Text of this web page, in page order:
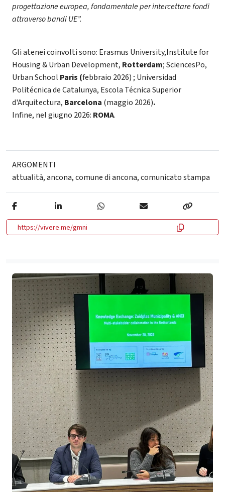
progettazione europea, fondamentale per intercettare fondi
attraverso bandi UE”.
Gli atenei coinvolti sono: Erasmus University,Institute for
Housing & Urban Development, Rotterdam; SciencesPo,
Urban School Paris (febbraio 2026); Universidad
Politécnica de Catalunya, Escola Técnica Superior
d'Arquitectura, Barcelona (maggio 2026).
Infine, nel giugno 2026: ROMA.
ARGOMENTI
attualità,ancona,comune di ancona,comunicato stampa
https://vivere.me/gmni